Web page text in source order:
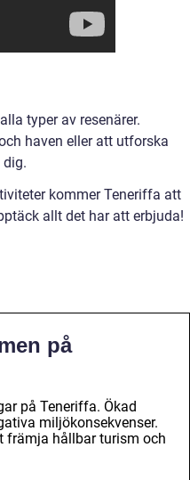
typer av resenärer.
haven eller att utforska
kommer Teneriffa att
allt det har att erbjuda!
på
på Teneriffa. Ökad
miljökonsekvenser.
främja hållbar turism och